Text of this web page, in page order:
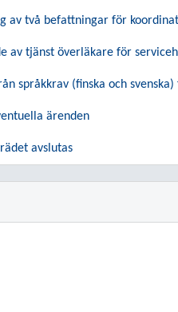
av två befattningar för
av tjänst överläkare för
språkkrav (finska och
ärenden
avslutas